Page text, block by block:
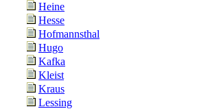
Heine
Hesse
Hofmannsthal
Hugo
Kafka
Kleist
Kraus
Lessing